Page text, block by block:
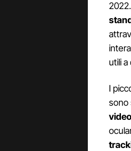
utili
I
sono
video